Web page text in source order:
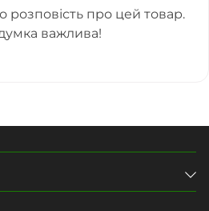
розповість про цей товар.
важлива!